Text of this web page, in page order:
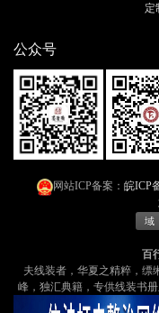
定
公众号
网站ICP备案： 皖ICP
百
夫线装者，华夏之精粹，缥
峰，独汇典籍​​，专供线装书